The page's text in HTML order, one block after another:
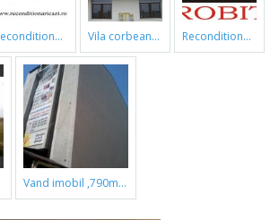
reconditionari cazi de baie vila corbeanca reconditionari cazi de baie
vand imobil ,790m,piata gorjului,pret negociabil